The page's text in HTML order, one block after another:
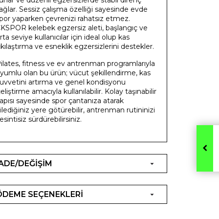
Sessiz çalışma özelliği sayesinde evde
yaparken çevrenizi rahatsız etmez.
kelebek egzersiz aleti, başlangıç ve
seviye kullanıcılar için ideal olup kas
ve esneklik egzersizlerini destekler.
fitness ve ev antrenman programlarıyla
olan bu ürün; vücut şekillendirme, kas
artırma ve genel kondisyonu
amacıyla kullanılabilir. Kolay taşınabilir
sayesinde spor çantanıza atarak
yere götürebilir, antrenman rutininizi
sürdürebilirsiniz.
DEĞİŞİM
SEÇENEKLERİ